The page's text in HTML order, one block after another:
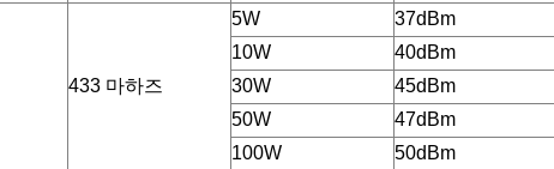
433 마하즈
5W
37dBm
10W
40dBm
30W
45dBm
50W
47dBm
100W
50dBm